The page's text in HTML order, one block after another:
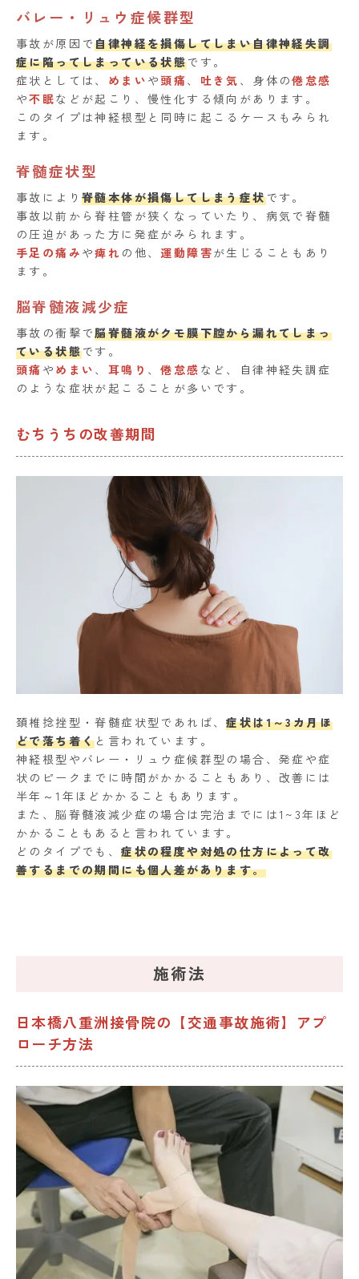
バレー・リュウ症候群型
事故が原因で自律神経を損傷してしまい自律神経失調
症に陥ってしまっている状態です。
症状としては、 めまい や 頭痛、 吐き気 、身体の倦怠感
や不眠などが起こり、慢性化する傾向があります。
このタイプは神経根型と同時に起こるケースもみられ
ます。
脊髄症状型
事故により 脊髄本体が損傷してしまう症状です。
事故以前から脊柱管が狭くなっていたり、病気で脊髄
の圧迫があった方に発症がみられます。
手足の痛み や痺れ の他、運動障害が生じることもあり
ます。
脳脊髄液減少症
事故の衝撃で脳脊髄液がクモ膜下腔から漏れてしまっ
ている状態です。
頭痛 や めまい 、 耳鳴り 、倦怠感 など、自律神経失調症
のような症状が起こることが多いです。
むちうちの改善期間
頚椎捻挫型・脊髄症状型であれば、症状は1～3カ月ほ
どで落ち着くと言われています。
神経根型やバレー・リュウ症候群型の場合、発症や症
状のピークまでに時間がかかることもあり、改善には
半年～1年ほどかかることもあります。
また、脳脊髄液減少症の場合は完治までには1~3年ほど
かかることもあると言われています。
どのタイプでも、症状の程度や対処の仕方によって改
善するまでの期間にも個人差があります。
施術法
日本橋八重洲接骨院の【交通事故施術】アプ
ローチ方法